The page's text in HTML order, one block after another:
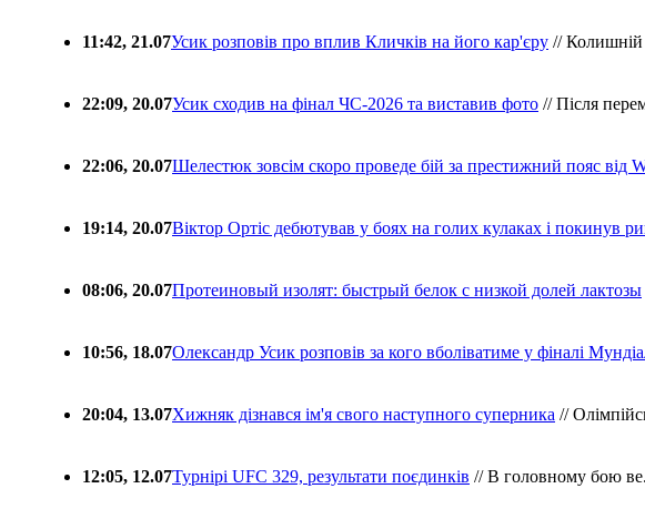
11:42, 21.07Усик розповів про вплив Кличків на його кар'єру //
22:09, 20.07Усик сходив на фінал ЧС-2026 та виставив фото // Після
22:06, 20.07Шелестюк зовсім скоро проведе бій за престижний пояс від
19:14, 20.07Віктор Ортіс дебютував у боях на голих кулаках і покинув
08:06, 20.07Протеиновый изолят: быстрый белок с низкой долей лактозы
10:56, 18.07Олександр Усик розповів за кого вболіватиме у фіналі
20:04, 13.07Хижняк дізнався ім'я свого наступного суперника //
12:05, 12.07Турнірі UFC 329, результати поєдинків // В головному бою